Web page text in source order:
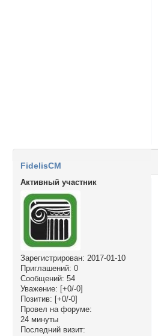
FidelisCM
Активный участник
Зарегистрирован: 2017-01-10
Приглашений: 0
Сообщений: 54
Уважение: [+0/-0]
Позитив: [+0/-0]
Провел на форуме:
24 минуты
Последний визит: